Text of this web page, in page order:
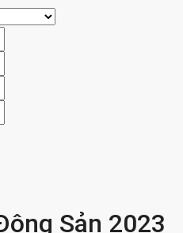
Sản 2023